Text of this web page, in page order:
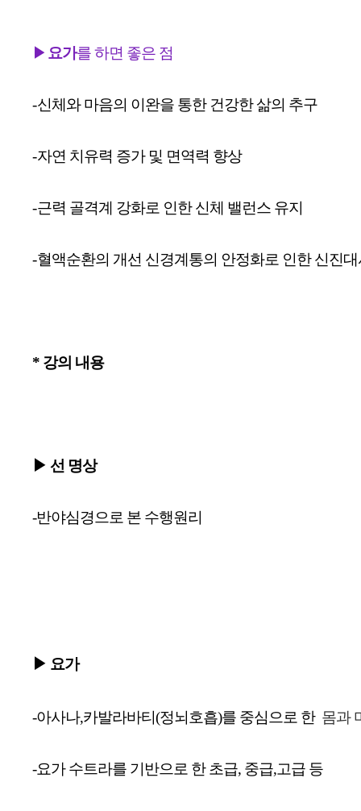
▶ 요가를하면 좋은 점
-신체와 마음의 이완을 통한 건강한 삶의 추구
-자연 치유력 증가 및 면역력 향상
-근력 골격계 강화로 인한 신체 밸런스 유지
-혈액순환의 개선 신경계통의 안정화로 인한 신진
* 강의 내용
▶ 선 명상
-반야심경으로 본 수행원리
▶ 요가
-아사나,카발라바티(정뇌호흡)를 중심으로 한 몸과
-요가 수트라를 기반으로 한 초급, 중급,고급 등